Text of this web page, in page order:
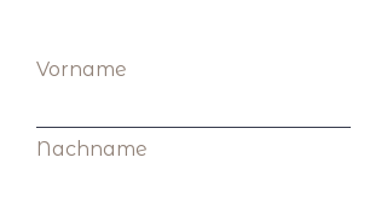
Vorname
Nachname